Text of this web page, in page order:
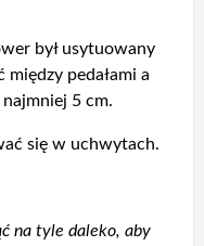
był usytuowany
pedałami a
5 cm.
się w uchwytach.
na tyle daleko, aby